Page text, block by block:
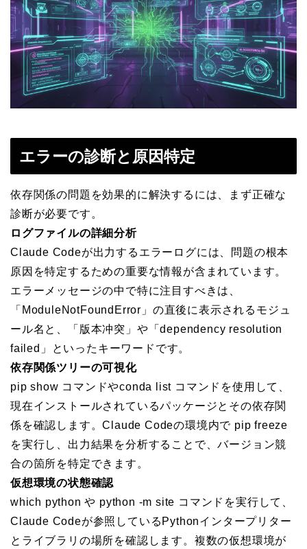
エラーの診断と原因特定
依存関係の問題を効果的に解決するには、まず正確な
診断が必要です。
ログファイルの詳細分析
Claude Codeが出力するエラーログには、問題の根本
原因を特定するための重要な情報が含まれています。
エラーメッセージの中で特に注目すべきは、
「ModuleNotFoundError」の直後に表示されるモジュ
ール名と、「版本冲突」や「dependency resolution
failed」といったキーワードです。
依存関係ツリーの可視化
pip show コマンドやconda list コマンドを使用して、
現在インストールされているパッケージとその依存関
係を確認します。Claude Codeの環境内で pip freeze
を実行し、出力結果を分析することで、バージョン競
合の箇所を特定できます。
仮想環境の状態確認
which python や python -m site コマンドを実行して、
Claude Codeが参照しているPythonインタープリター
とライブラリの場所を確認します。複数の仮想環境が